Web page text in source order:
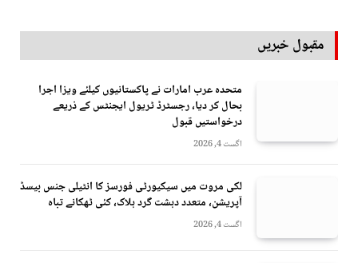
مقبول خبریں
متحدہ عرب امارات نے پاکستانیوں کیلئے ویزا اجرا
بحال کر دیا، رجسٹرڈ ٹریول ایجنٹس کے ذریعے
درخواستیں قبول
اگست 4, 2026
لکی مروت میں سیکیورٹی فورسز کا انٹیلی جنس بیسڈ
آپریشن، متعدد دہشت گرد ہلاک، کئی ٹھکانے تباہ
اگست 4, 2026